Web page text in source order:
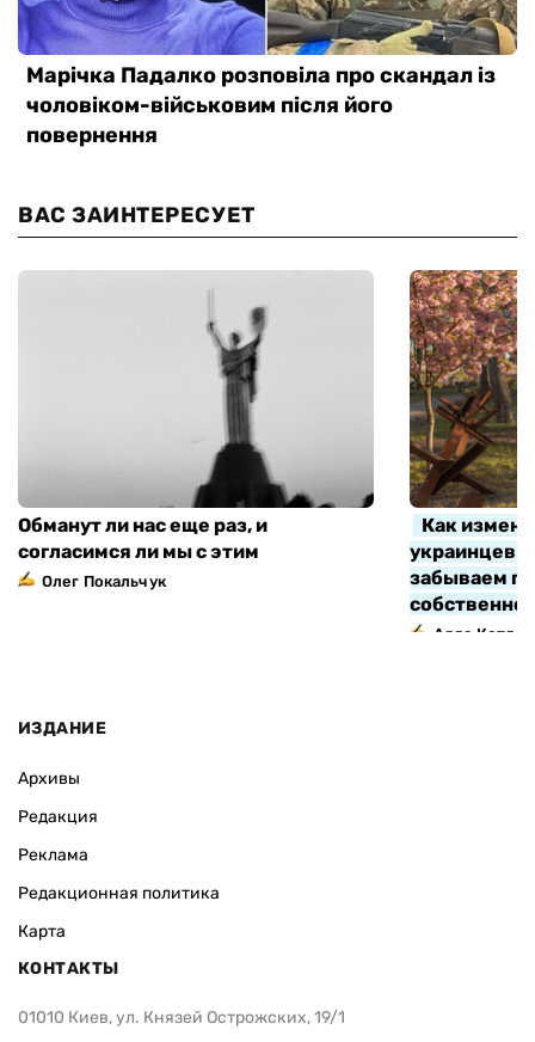
ВАС ЗАИНТЕРЕСУЕТ
Обманут ли нас еще раз, и
согласимся ли мы с этим
Олег Покальчук
Как
украинцев
забываем
Алла Котляр
ИЗДАНИЕ
Архивы
Редакция
Реклама
Редакционная политика
Карта
КОНТАКТЫ
01010 Киев, ул. Князей Острожских, 19/1